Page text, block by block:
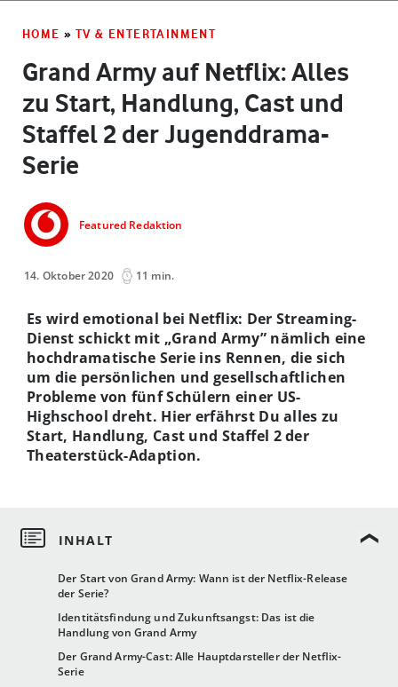
HOME » TV & ENTERTAINMENT
Grand Army auf Netflix: Alles
zu Start, Handlung, Cast und
Staffel 2 der Jugenddrama-
Serie
Featured Redaktion
14. Oktober 2020 11 min.
Der Start von Grand Army: Wann ist der Netflix-Release
der Serie?
Identitätsfindung und Zukunftsangst: Das ist die
Handlung von Grand Army
Der Grand Army-Cast: Alle Hauptdarsteller der Netflix-
Serie
Es wird emotional bei Netflix: Der Streaming-
Dienst schickt mit „Grand Army” nämlich eine
hochdramatische Serie ins Rennen, die sich
um die persönlichen und gesellschaftlichen
Probleme von fünf Schülern einer US-
Highschool dreht. Hier erfährst Du alles zu
Start, Handlung, Cast und Staffel 2 der
Theaterstück-Adaption.